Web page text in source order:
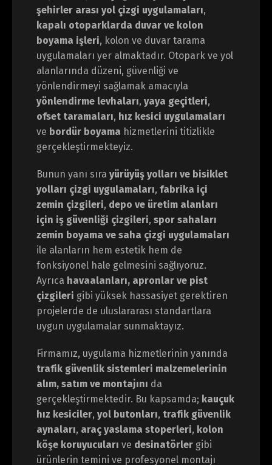
şehirler arası yol çizgi uygulamaları,
kapalı otoparklarda duvar ve kolon
boyama işleri, kolon ve duvar tarama
uygulamaları yer almaktadır. Otopark ve yol
alanlarında düzeni, güvenliği ve
yönlendirmeyi sağlamak amacıyla
yönlendirme levhaları, yaya geçitleri,
ofset taramaları, hız kesici uygulamaları
ve bordür boyama hizmetlerini titizlikle
gerçekleştirmekteyiz.
Bunun yanı sıra yürüyüş yolları ve bisiklet
yolları çizgi uygulamaları, fabrika içi
zemin çizgileri, depo ve üretim alanları
için iş güvenliği çizgileri, spor sahaları
zemin boyama ve saha çizgi uygulamaları
ile alanların hem estetik hem de
fonksiyonel hale gelmesini sağlıyoruz.
Ayrıca havaalanları, apronlar ve pist
çizgileri gibi yüksek hassasiyet gerektiren
projelerde de uluslararası standartlara
uygun uygulamalar sunmaktayız.
Firmamız, uygulama hizmetlerinin yanında
trafik güvenlik sistemleri malzemelerinin
alım, satım ve montajını da
gerçekleştirmektedir. Bu kapsamda; kauçuk
hız kesiciler, yol butonları, trafik güvenlik
aynaları, araç yaslama stoperleri, kolon
köşe koruyucuları ve desinatörler gibi
ürünlerin temini ve profesyonel montajı